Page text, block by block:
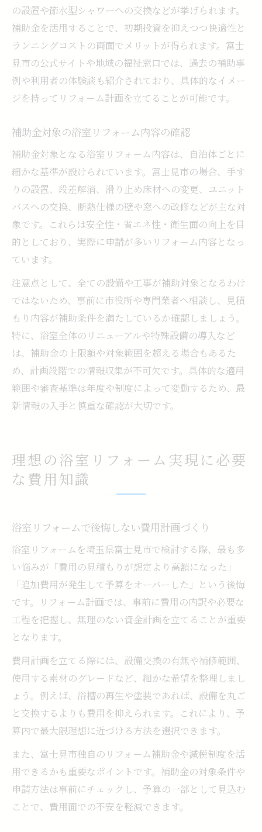
の設置や節水型シャワーへの交換などが挙げられます。
補助金を活用することで、初期投資を抑えつつ快適性と
ランニングコストの両面でメリットが得られます。富士
見市の公式サイトや地域の福祉窓口では、過去の補助事
例や利用者の体験談も紹介されており、具体的なイメー
ジを持ってリフォーム計画を立てることが可能です。
補助金対象の浴室リフォーム内容の確認
補助金対象となる浴室リフォーム内容は、自治体ごとに
細かな基準が設けられています。富士見市の場合、手す
りの設置、段差解消、滑り止め床材への変更、ユニット
バスへの交換、断熱仕様の壁や窓への改修などが主な対
象です。これらは安全性・省エネ性・衛生面の向上を目
的としており、実際に申請が多いリフォーム内容となっ
ています。
注意点として、全ての設備や工事が補助対象となるわけ
ではないため、事前に市役所や専門業者へ相談し、見積
もり内容が補助条件を満たしているか確認しましょう。
特に、浴室全体のリニューアルや特殊設備の導入など
は、補助金の上限額や対象範囲を超える場合もあるた
め、計画段階での情報収集が不可欠です。具体的な適用
範囲や審査基準は年度や制度によって変動するため、最
新情報の入手と慎重な確認が大切です。
理想の浴室リフォーム実現に必要
な費用知識
浴室リフォームで後悔しない費用計画づくり
浴室リフォームを埼玉県富士見市で検討する際、最も多
い悩みが「費用の見積もりが想定より高額になった」
「追加費用が発生して予算をオーバーした」という後悔
です。リフォーム計画では、事前に費用の内訳や必要な
工程を把握し、無理のない資金計画を立てることが重要
となります。
費用計画を立てる際には、設備交換の有無や補修範囲、
使用する素材のグレードなど、細かな希望を整理しまし
ょう。例えば、浴槽の再生や塗装であれば、設備を丸ご
と交換するよりも費用を抑えられます。これにより、予
算内で最大限理想に近づける方法を選択できます。
また、富士見市独自のリフォーム補助金や減税制度を活
用できるかも重要なポイントです。補助金の対象条件や
申請方法は事前にチェックし、予算の一部として見込む
ことで、費用面での不安を軽減できます。